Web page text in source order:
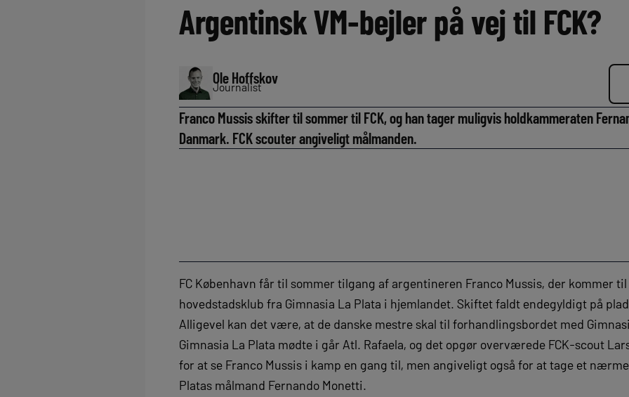
Argentinsk VM-bejler på vej til FCK?
Ole Hoffskov
Journalist
Franco Mussis skifter til sommer til FCK, og han tager muligvis holdkammeraten
Danmark. FCK scouter angiveligt målmanden.
FC København får til sommer tilgang af argentineren Franco Mussis, der kommer
hovedstadsklub fra Gimnasia La Plata i hjemlandet. Skiftet faldt endegyldigt på
Alligevel kan det være, at de danske mestre skal til forhandlingsbordet med
Gimnasia La Plata mødte i går Atl. Rafaela, og det opgør overværede FCK-scout
for at se Franco Mussis i kamp en gang til, men angiveligt også for at tage et
Platas målmand Fernando Monetti.